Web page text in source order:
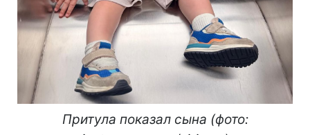
Притула показал сына (фото: